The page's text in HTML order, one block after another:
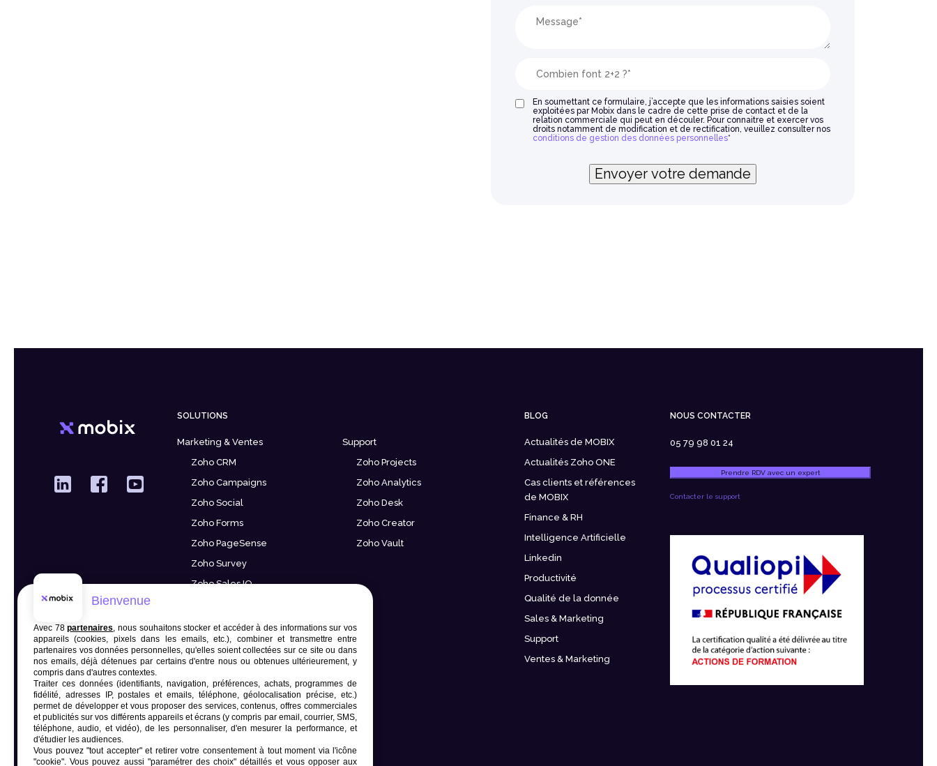
En soumettant ce formulaire, j’accepte que les informations saisies soient
exploitées par Mobix dans le cadre de cette prise de contact et de la
relation commerciale qui peut en découler. Pour connaitre et exercer vos
droits notamment de modification et de rectification, veuillez consulter nos
conditions de gestion des données personnelles*
Envoyer votre demande
SOLUTIONS
Marketing & Ventes
Zoho CRM
Zoho Campaigns
Zoho Social
Zoho Forms
Zoho PageSense
Zoho Survey
Zoho Sales IQ
Finances & RH
Zoho People
Zoho Recruit
Zoho Books
Zoho Inventory
Zoho Billing
Support
Zoho Projects
Zoho Analytics
Zoho Desk
Zoho Creator
Zoho Vault
BLOG
Actualités de MOBIX
Actualités Zoho ONE
Cas clients et références
de MOBIX
Finance & RH
Intelligence Artificielle
Linkedin
Productivité
Qualité de la donnée
Sales & Marketing
Support
Ventes & Marketing
Prendre RDV avec un expert
Contacter le support
NOUS CONTACTER
05 79 98 01 24
Bienvenue
Avec 78partenaires, nous souhaitons stocker et accéder à des informations sur vos
appareils (cookies, pixels dans les emails, etc.), combiner et transmettre entre
partenaires vos données personnelles, qu'elles soient collectées sur ce site ou dans
nos emails, déjà détenues par certains d'entre nous ou obtenues ultérieurement, y
compris dans d'autres contextes.
Traiter ces données (identifiants, navigation, préférences, achats, programmes de
fidélité, adresses IP, postales et emails, téléphone, géolocalisation précise, etc.)
permet de développer et vous proposer des services, contenus, offres commerciales
et publicités sur vos différents appareils et écrans (y compris par email, courrier, SMS,
téléphone, audio, et vidéo), de les personnaliser, d'en mesurer la performance, et
d'étudier les audiences.
Vous pouvez "tout accepter" et retirer votre consentement à tout moment via l'icône
"cookie". Vous pouvez aussi "paramétrer des choix" détaillés et vous opposer aux